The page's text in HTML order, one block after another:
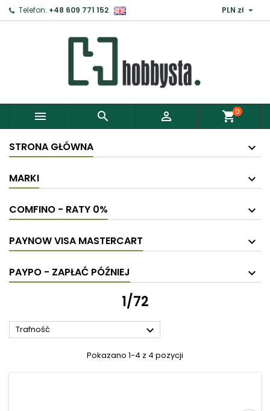
Telefon: +48 609 771 152 PLN zł 
   shopping_cart0
STRONA GŁÓWNA
MARKI
COMFINO - RATY 0%
PAYNOW VISA MASTERCART
PAYPO - ZAPŁAĆ PÓŹNIEJ
1/72
Trafność 
Pokazano 1-4 z 4 pozycji
Zaloguj ×
Aby zapisać produkty do Schowka, musisz się
Anuluj Zaloguj